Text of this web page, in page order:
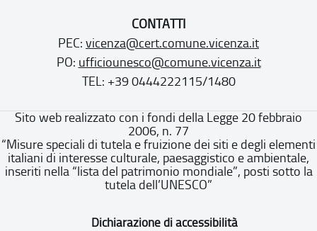
CONTATTI
PEC: vicenza@cert.comune.vicenza.it
PO: ufficiounesco@comune.vicenza.it
TEL: +39 0444222115/1480
Sito web realizzato con i fondi della Legge 20 febbraio
2006, n. 77
“Misure speciali di tutela e fruizione dei siti e degli elementi
italiani di interesse culturale, paesaggistico e ambientale,
inseriti nella “lista del patrimonio mondiale”, posti sotto la
tutela dell’UNESCO”
Dichiarazione di accessibilità